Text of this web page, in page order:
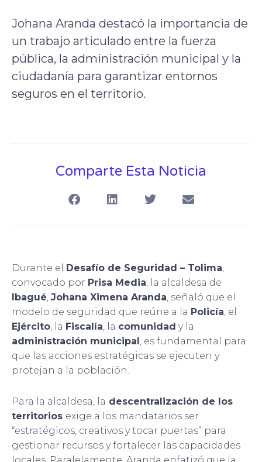
Johana Aranda destacó la importancia de
un trabajo articulado entre la fuerza
pública, la administración municipal y la
ciudadanía para garantizar entornos
seguros en el territorio.
Comparte Esta Noticia
Durante el Desafío de Seguridad – Tolima
convocado por Prisa Media , la alcaldesa de
Ibagué Johana Ximena Aranda , señaló que el
modelo de seguridad que reúne a la Policía , el
Ejército , la Fiscalía , la comunidad y la
administración municipal , es fundamental para
que las acciones estratégicas se ejecuten y
protejan a la población.
Para la alcaldesa, la descentralización de los
territorios exige a los mandatarios ser
“estratégicos, creativos y tocar puertas” para
gestionar recursos y fortalecer las capacidades